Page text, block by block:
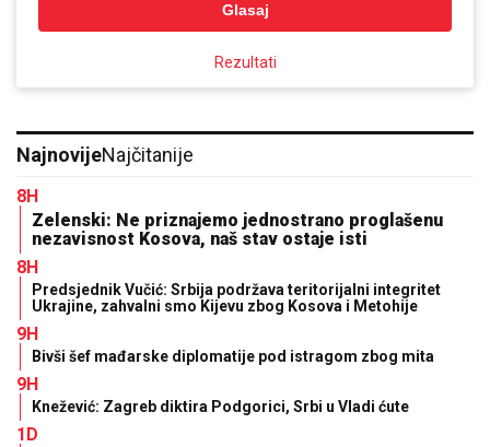
Glasaj
Rezultati
NajnovijeNajčitanije
8H
Zelenski: Ne priznajemo jednostrano proglašenu
nezavisnost Kosova, naš stav ostaje isti
8H
Predsjednik Vučić: Srbija podržava teritorijalni integritet
Ukrajine, zahvalni smo Kijevu zbog Kosova i Metohije
9H
Bivši šef mađarske diplomatije pod istragom zbog mita
9H
Knežević: Zagreb diktira Podgorici, Srbi u Vladi ćute
1D